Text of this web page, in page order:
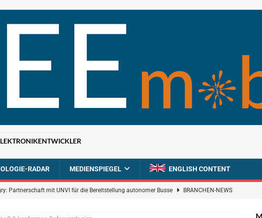
RADAR MEDIENSPIEGEL ENGLISH CONTENT
Partnerschaft mit UNVI für die Bereitstellung autonomer Busse BRANCHEN-NEWS